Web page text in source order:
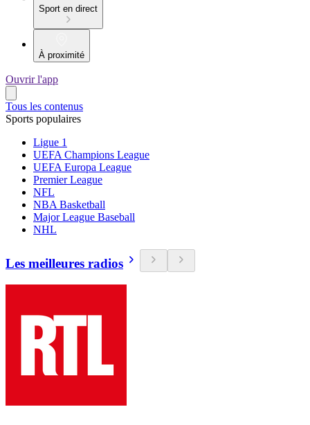
Sport en direct
À proximité
Ouvrir l'app
Tous les contenus
Sports populaires
Ligue 1
UEFA Champions League
UEFA Europa League
Premier League
NFL
NBA Basketball
Major League Baseball
NHL
Les meilleures radios